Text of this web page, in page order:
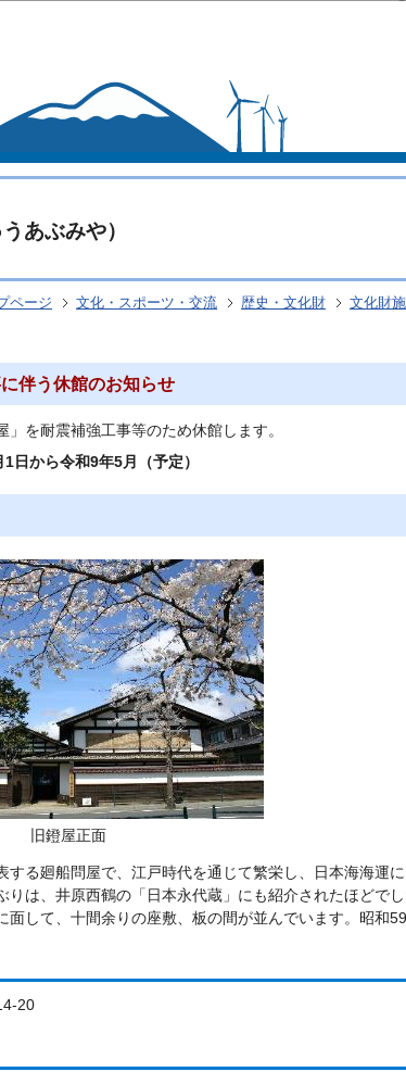
あぶみや）
ページ 文化・スポーツ・交流 歴史・文化財 文化財
伴う休館のお知らせ
」を耐震補強工事等のため休館します。
日から令和9年5月（予定）
旧鐙屋正面
する廻船問屋で、江戸時代を通じて繁栄し、日本海海運
りは、井原西鶴の「日本永代蔵」にも紹介されたほどで
面して、十間余りの座敷、板の間が並んでいます。昭和
20